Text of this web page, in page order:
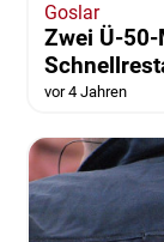
Goslar
Zwei Ü-
vor 4 Jahren